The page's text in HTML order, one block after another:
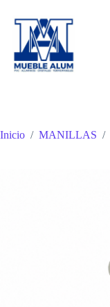
contenido
Inicio / MANILLAS /